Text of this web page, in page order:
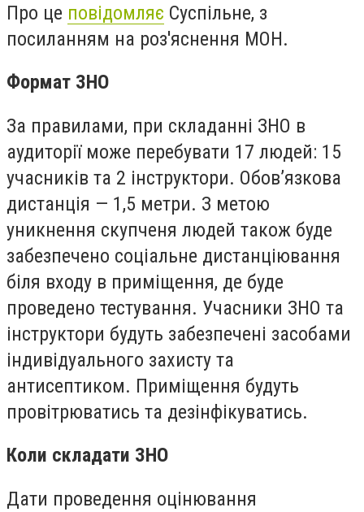
Про це повідомляє Суспільне, з
посиланням на роз'яснення МОН.
Формат ЗНО
За правилами, при складанні ЗНО в
аудиторії може перебувати 17 людей: 15
учасників та 2 інструктори. Обов’язкова
дистанція — 1,5 метри. З метою
уникнення скупченя людей також буде
забезпечено соціальне дистанціювання
біля входу в приміщення, де буде
проведено тестування. Учасники ЗНО та
інструктори будуть забезпечені засобами
індивідуального захисту та
антисептиком. Приміщення будуть
провітрюватись та дезінфікуватись.
Коли складати ЗНО
Дати проведення оцінювання